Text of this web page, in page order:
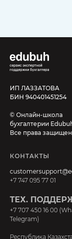
ИП ЛАЗЗАТОВА
БИН 940401451254
© Онлайн-школа
бухгалтерии
Все права
КОНТАКТЫ
+7 747 095 77 01
ТЕХ.
+7 707 450 16 00
Telegram)
Республика